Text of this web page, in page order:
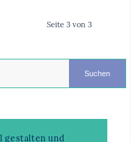
Seite 3 von 3
gestalten und